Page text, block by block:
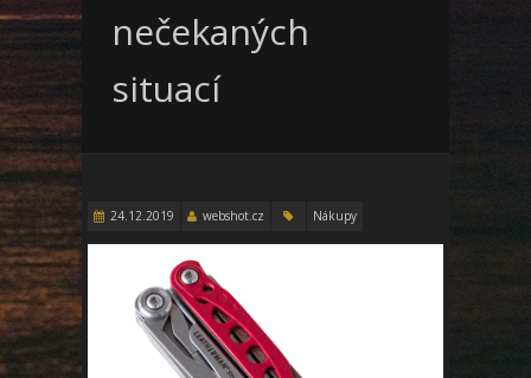
nečekaných
situací
24.12.2019 webshot.cz Nákupy